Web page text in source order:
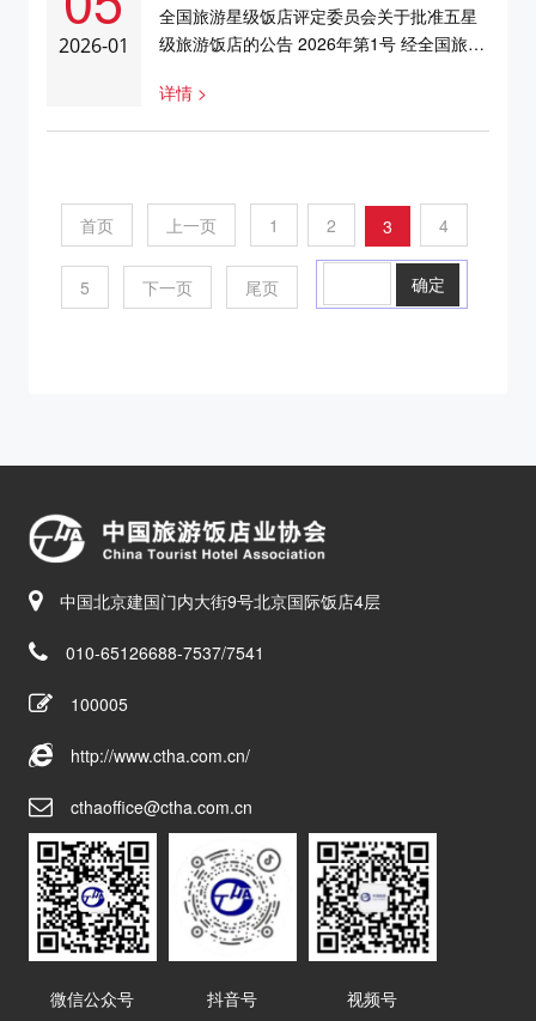
2026-01
全国旅游星级饭店评定委员会关于批准五星
级旅游饭店的公告 2026年第1号 经全国旅游
店为五星级旅游饭店。具体名单如下： 序号
省份饭店名称标牌编号1陕西安康瑞斯丽酒店
月5日...
详情 >
首页 上一页 1 2 3 4
5 下一页 尾页
中国北京建国门内大街9号北京国际饭店4层
010-65126688-7537/7541
100005
http://www.ctha.com.cn/
cthaoffice@ctha.com.cn
微信公众号 抖音号 视频号